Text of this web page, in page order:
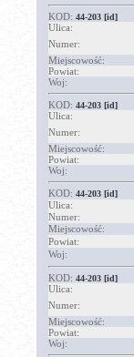
KOD: 44-203 [id]
Ulica:
Numer:
Miejscowość:
Powiat:
Woj:
KOD: 44-203 [id]
Ulica:
Numer:
Miejscowość:
Powiat:
Woj:
KOD: 44-203 [id]
Ulica:
Numer:
Miejscowość:
Powiat:
Woj:
KOD: 44-203 [id]
Ulica:
Numer:
Miejscowość:
Powiat:
Woj: